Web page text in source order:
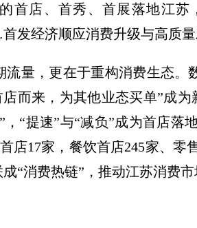
首店、首秀、首展落地江苏
发经济顺应消费升级与高质量
流量，更在于重构消费生态。
而来，为其他业态买单”成
，“提速”与“减负”成为首店落
店17家，餐饮首店245家、
“消费热链”，推动江苏消费市